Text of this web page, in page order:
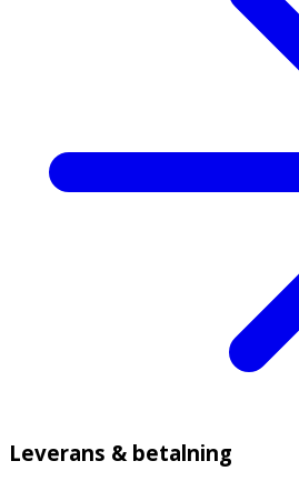
Leverans & betalning